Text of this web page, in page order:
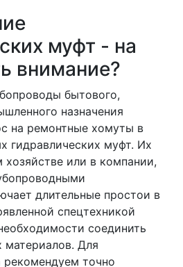
муфт - на
внимание?
бытового,
назначения
на ремонтные хомуты в
гидравлических муфт. Их
или в компании,
длительные простои в
спецтехникой
соединить
материалов. Для
рекомендуем точно